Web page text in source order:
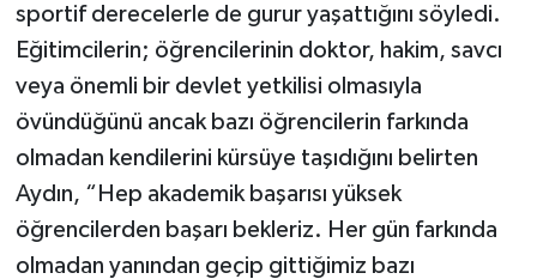
sportif derecelerle de gurur yaşattığını söyledi.
Eğitimcilerin; öğrencilerinin doktor, hakim, savcı
veya önemli bir devlet yetkilisi olmasıyla
övündüğünü ancak bazı öğrencilerin farkında
olmadan kendilerini kürsüye taşıdığını belirten
Aydın, “Hep akademik başarısı yüksek
öğrencilerden başarı bekleriz. Her gün farkında
olmadan yanından geçip gittiğimiz bazı